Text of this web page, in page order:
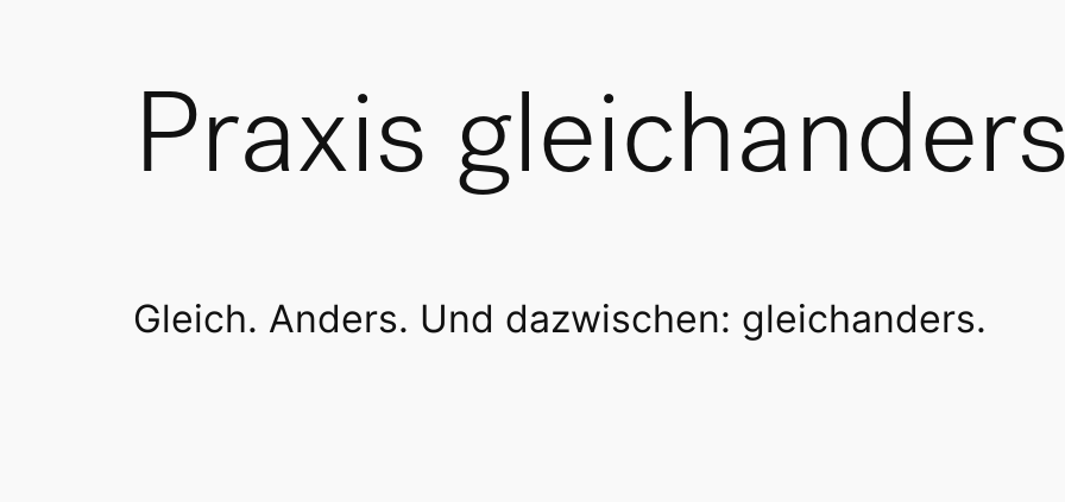
Praxis
Gleich. Anders. Und dazwischen: gleichanders.